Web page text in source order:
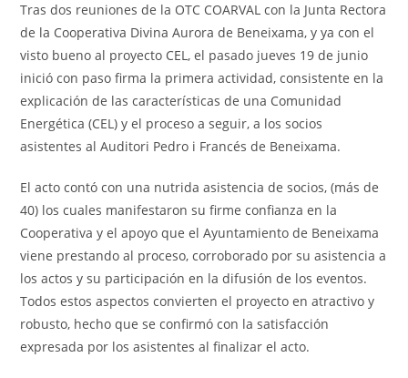
Tras dos reuniones de la OTC COARVAL con la Junta Rectora
de la Cooperativa Divina Aurora de Beneixama, y ya con el
visto bueno al proyecto CEL, el pasado jueves 19 de junio
inició con paso firma la primera actividad, consistente en la
explicación de las características de una Comunidad
Energética (CEL) y el proceso a seguir, a los socios
asistentes al Auditori Pedro i Francés de Beneixama.
El acto contó con una nutrida asistencia de socios, (más de
40) los cuales manifestaron su firme confianza en la
Cooperativa y el apoyo que el Ayuntamiento de Beneixama
viene prestando al proceso, corroborado por su asistencia a
los actos y su participación en la difusión de los eventos.
Todos estos aspectos convierten el proyecto en atractivo y
robusto, hecho que se confirmó con la satisfacción
expresada por los asistentes al finalizar el acto.